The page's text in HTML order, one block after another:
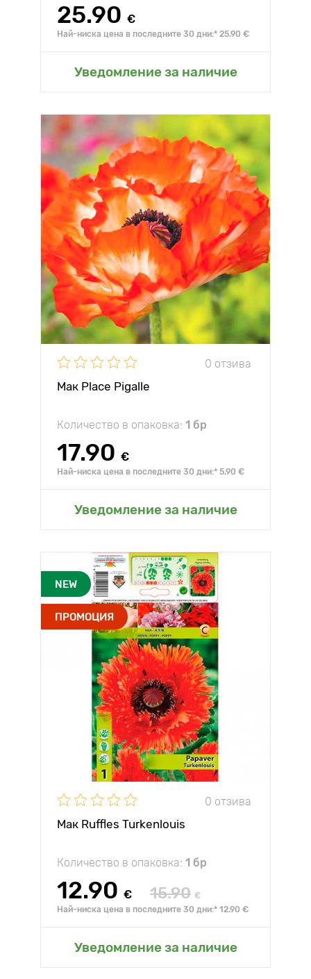
25.90 €
Най-ниска цена в последните 30 дни:* 25.90 €
Уведомление за наличие
0 отзива
Мак Place Pigalle
Количество в опаковка: 1 бр
17.90 €
Най-ниска цена в последните 30 дни:* 5.90 €
Уведомление за наличие
NEW
ПРОМОЦИЯ
0 отзива
Мак Ruffles Turkenlouis
Количество в опаковка: 1 бр
12.90 € 15.90 €
Най-ниска цена в последните 30 дни:* 12.90 €
Уведомление за наличие